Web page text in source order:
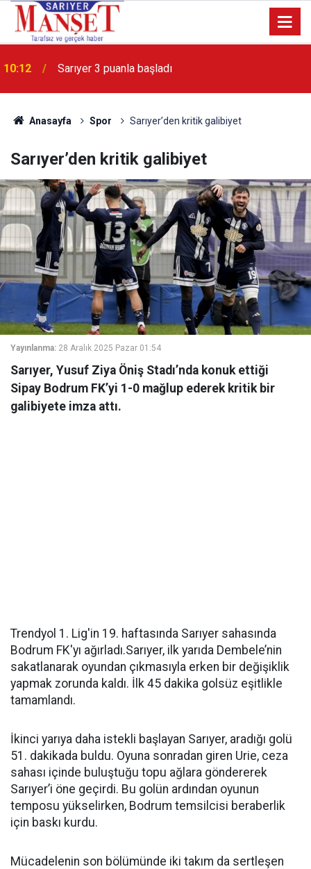
14:53
etkinlik
Anasayfa Spor Sarıyer’den kritik galibiyet
Sarıyer’den kritik galibiyet
Yayınlanma: 28 Aralık 2025 Pazar 01:54
Sarıyer, Yusuf Ziya Öniş Stadı’nda konuk ettiği
Sipay Bodrum FK’yi 1-0 mağlup ederek kritik bir
galibiyete imza attı.
Trendyol 1. Lig'in 19. haftasında Sarıyer sahasında
Bodrum FK'yı ağırladı.Sarıyer, ilk yarıda Dembele’nin
sakatlanarak oyundan çıkmasıyla erken bir değişiklik
yapmak zorunda kaldı. İlk 45 dakika golsüz eşitlikle
tamamlandı.
İkinci yarıya daha istekli başlayan Sarıyer, aradığı golü
51. dakikada buldu. Oyuna sonradan giren Urie, ceza
sahası içinde buluştuğu topu ağlara göndererek
Sarıyer’i öne geçirdi. Bu golün ardından oyunun
temposu yükselirken, Bodrum temsilcisi beraberlik
için baskı kurdu.
Mücadelenin son bölümünde iki takım da sertleşen